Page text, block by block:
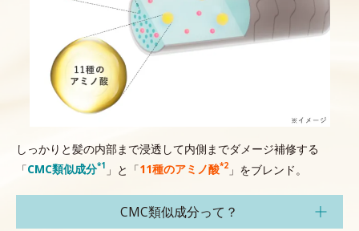
しっかりと髪の内部まで浸透して内側までダメージ補修する
「CMC類似成分*1 」と「11種のアミノ酸*2 」をブレンド。
CMC類似成分って？